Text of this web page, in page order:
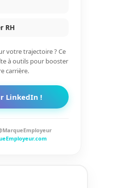
RH
votre trajectoire ? Ce
à outils pour booster
carrière.
LinkedIn !